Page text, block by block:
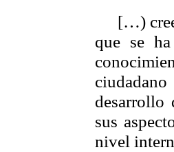
[…)
que se
desarrollo
sus
nivel